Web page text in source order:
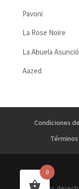
Pavoni
La Rose Noire
La Abuela
Aazed
Condiciones
0